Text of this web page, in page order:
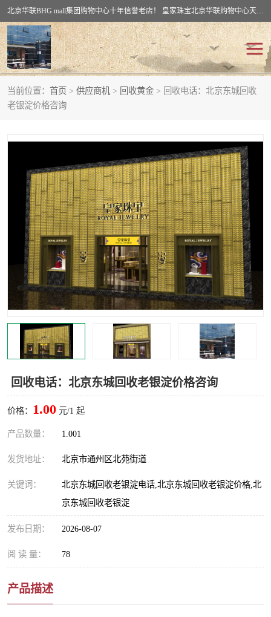
北京华联BHG mall集团购物中心十年信誉老店！ 皇家珠宝北京华联购物中心天时名苑店竭诚欢迎您。 北京市通州区（八通线）通州北苑地铁华联购物中心一层皇家珠宝 北京皇家珠宝通州黄金回收黄金首饰加工店（八通线: 通州北苑地铁华联店）：通州区通州北苑地铁华联购物中心一层皇家珠宝。
当前位置： 首页 > 供应商机 > 回收黄金 > 回收电话：北京东城回收
老银淀价格咨询
回收电话：北京东城回收老银淀价格咨询
价格： 1.00 元/1 起
产品数量： 1.001
发货地址： 北京市通州区北苑街道
关键词：
北京东城回收老银淀电话,北京东城回收老银淀价格,北
京东城回收老银淀
发布日期： 2026-08-07
阅 读 量： 78
产品描述
回收黄金
回收翡翠玉石